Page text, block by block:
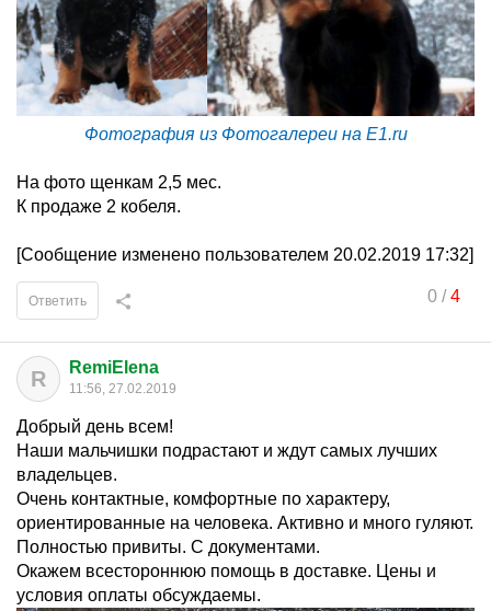
Фотография из Фотогалереи на E1.ru
На фото щенкам 2,5 мес.
К продаже 2 кобеля.
[Сообщение изменено пользователем 20.02.2019 17:32]
0/4
Ответить
R RemiElena
11:56, 27.02.2019
Добрый день всем!
Наши мальчишки подрастают и ждут самых лучших
владельцев.
Очень контактные, комфортные по характеру,
ориентированные на человека. Активно и много гуляют.
Полностью привиты. С документами.
Окажем всестороннюю помощь в доставке. Цены и
условия оплаты обсуждаемы.